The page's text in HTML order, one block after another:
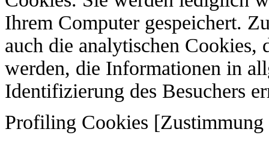
Ihrem Computer gespeichert.
auch die analytischen
werden, die Informationen in
Identifizierung des Besuchers
Profiling Cookies [Zustimmung